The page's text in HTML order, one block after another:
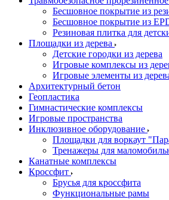
Бесшовное покрытие из
Бесшовное покрытие из
Резиновая плитка для
Площадки из дерева
Детские городки из дерева
Игровые комплексы из
Игровые элементы из
Архитектурный бетон
Геопластика
Гимнастические комплексы
Игровые пространства
Инклюзивное оборудование
Площадки для воркаут
Тренажеры для
Канатные комплексы
Кроссфит
Брусья для кроссфита
Функциональные рамы